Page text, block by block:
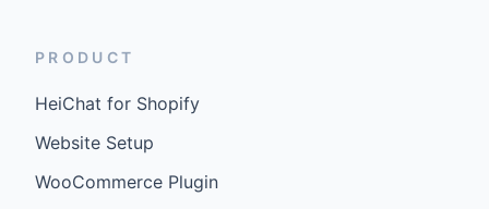
PRODUCT
HeiChat for Shopify
Website Setup
WooCommerce Plugin